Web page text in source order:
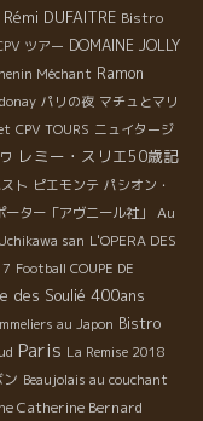
Rémi DUFAITRE Bistro
ツアー DOMAINE JOLLY
Méchant Ramon
パリの夜 マチュとマリ
CPV TOURS ニュイタージ
レミー・スリエ50歳記
ト ピエモンテ パシオン・
ーター「アヴニール社」
Au
Uchikawa san L'OPERA DES
Football COUPE DE
des Soulié 400ans
au Japon Bistro
Paris La Remise 2018
Beaujolais au couchant
Catherine Bernard